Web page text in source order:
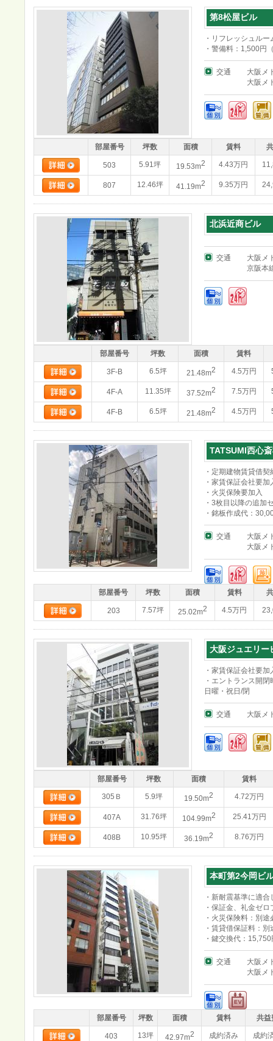
第8松屋ビル
・リフレッシュルー
・警備料：1,500円
交通
大阪メ
大阪メ
部屋番号 坪数 面積 賃料
503 5.91坪 19.53m2 4.43万円
807 12.46坪 41.19m2 9.35万円
北浜近商ビル
交通
大阪メ
京阪本
部屋番号 坪数 面積 賃料
3F-B 6.5坪 21.48m2 4.5万円
4F-A 11.35坪 37.52m2 7.5万円
4F-B 6.5坪 21.48m2 4.5万円
TATSUMI西心
・定期建物賃貸借
・家賃保証会社要加
・火災保険要加入
・3枚目以降の追加
・銘板作成代：
交通
大阪メ
大阪メ
部屋番号 坪数 面積 賃料
203 7.57坪 25.02m2 4.5万円
大阪ジュエリー
・家賃保証会社要加
・エントランス開
日曜・祝日/閉
交通 大阪メ
部屋番号 坪数 面積 賃料
305Ｂ 5.9坪 19.50m2 4.72万円
407A 31.76坪 104.99m2 25.41万円
408B 10.95坪 36.19m2 8.76万円
本町第2今岡ビ
・新耐震基準に適合
・保証金、礼金ゼ
・火災保険料：別途
・賃貸借保証料：別
・鍵交換代：
交通
大阪メ
大阪メ
部屋番号 坪数 面積 賃料 共益
403 13坪 42.97m2 成約済み 成約